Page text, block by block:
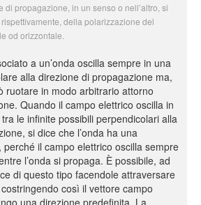
di propagazione, in un senso o nell’altro, si
della polarizzazione del
od orizzontale.
a un’onda oscilla sempre in una
alla direzione di propagazione ma,
ruotare in modo arbitrario attorno
Quando il campo elettrico oscilla in
le infinite possibili perpendicolari alla
si dice che l’onda ha una
il campo elettrico oscilla sempre
l’onda si propaga. È possibile, ad
di questo tipo facendole attraversare
così il vettore campo
una direzione predefinita. La